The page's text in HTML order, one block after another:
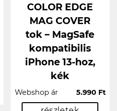
COLOR EDGE
MAG COVER
tok – MagSafe
kompatibilis
iPhone 13-hoz,
kék
Webshop ár 5.990 Ft